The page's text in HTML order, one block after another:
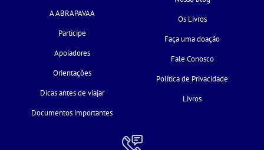
A ABRAPAVAA
Participe
Apoiadores
Orientações
Dicas antes de viajar
Documentos importantes
Os Livros
Faça uma doação
Fale Conosco
Política de Privacidade
Livros